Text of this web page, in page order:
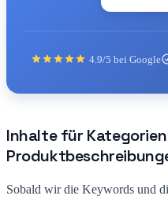
4.9/5 bei Google
Inhalte für
Sobald wir die Keywords und